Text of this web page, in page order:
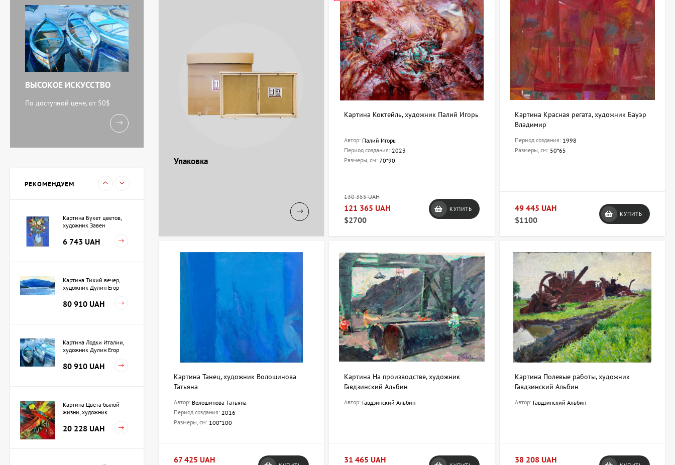
Упаковка
Картина Коктейль, художник Палий Игорь
Автор: Палий Игорь
Период создания: 2023
Размеры, см:70*90
130 355 UAH
121 365 UAH
$2700
КУПИТЬ
Картина Красная регата, художник Бауэр
Владимир
Период создания: 1998
Размеры, см: 50*65
49 445 UAH
$1100
КУПИТЬ
Картина Танец, художник Волошинова
Татьяна
Автор: Волошинова Татьяна
Период создания: 2016
Размеры, см: 100*100
67 425 UAH
Картина На производстве, художник
Гавдзинский Альбин
Автор: Гавдзинский Альбин
31 465 UAH
Картина Полевые работы, художник
Гавдзинский Альбин
Автор: Гавдзинский Альбин
38 208 UAH
ВЫСОКОЕ ИСКУССТВО
По доступной цене, от 50$
РЕКОМЕНДУЕМ
Картина Абстракция
триптих, художник Бурда
Ярослав
71 920 UAH
художник Кокин Михаил
Картина Букет цветов,
художник Завен
6 743 UAH
Картина Тихий вечер,
художник Дулин Егор
80 910 UAH
Картина Лодки Италии,
художник Дулин Егор
80 910 UAH
Картина Цвета былой
жизни, художник
20 228 UAH